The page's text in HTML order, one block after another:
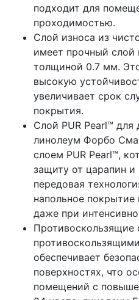
подходит для
проходимостью.
Слой износа из
имеет прочный слой
толщиной 0.7 мм.
высокую
увеличивает срок
покрытия.
Слой PUR Pearl™
линолеум Форбо
слоем PUR Pearl™,
защиту от царапин
передовая
напольное
даже при
Противоскользящие
обеспечивает
поверхностях, что
помещений с